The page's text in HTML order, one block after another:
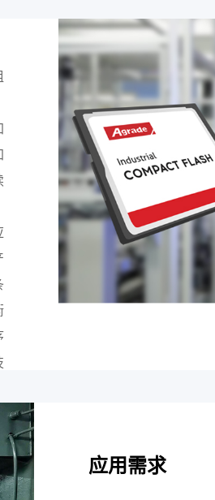
应用需求